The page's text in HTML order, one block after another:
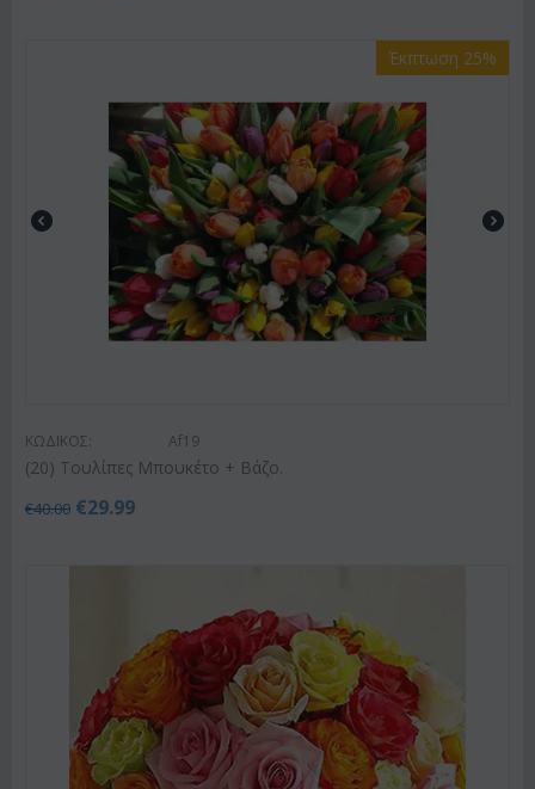
Έκπτωση 25%
ΚΩΔΙΚΟΣ: Af19
(20) Τουλίπες Μπουκέτο + Βάζο.
€40.00 €29.99